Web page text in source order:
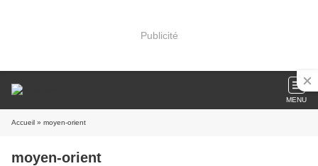
Publicité
MENU
Accueil » moyen-orient
moyen-orient